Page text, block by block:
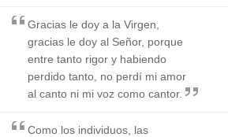
Gracias le doy a la Virgen,
gracias le doy al Señor, porque
entre tanto rigor y habiendo
perdido tanto, no perdí mi amor
al canto ni mi voz como cantor.
Como los individuos, las